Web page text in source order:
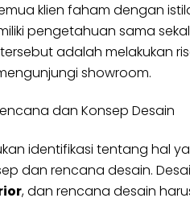
klien faham dengan
pengetahuan sama
adalah melakukan
showroom.
dan Konsep Desain
identifikasi tentang hal
dan rencana desain.
, dan rencana desain